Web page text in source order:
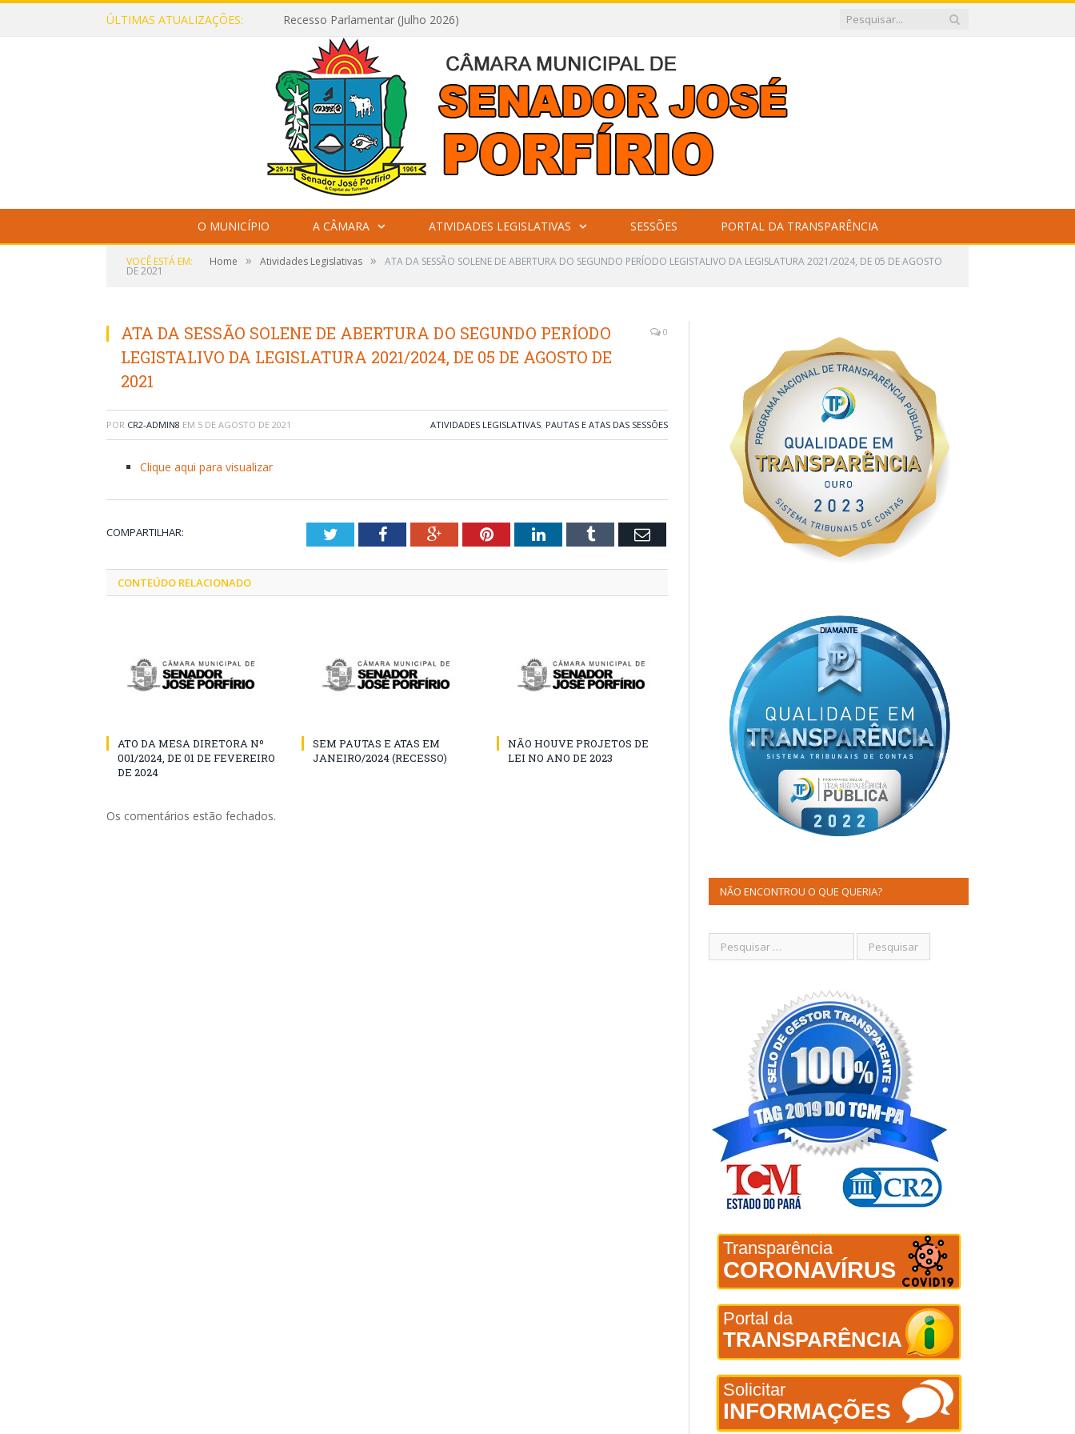
ÚLTIMAS ATUALIZAÇÕES: Recesso Parlamentar (Julho 2026)
O MUNICÍPIO A CÂMARA ATIVIDADES LEGISLATIVAS SESSÕES PORTAL DA TRANSPARÊNCIA
VOCÊ ESTÁ EM: Home » Atividades Legislativas » ATA DA SESSÃO SOLENE DE ABERTURA DO SEGUNDO PERÍODO LEGISTALIVO DA LEGISLATURA 2021/2024, DE 05 DE AGOSTO
DE 2021
ATA DA SESSÃO SOLENE DE ABERTURA DO SEGUNDO PERÍODO
LEGISTALIVO DA LEGISLATURA 2021/2024, DE 05 DE AGOSTO DE
2021
0
POR CR2-ADMIN8 EM 5 DE AGOSTO DE 2021 ATIVIDADES LEGISLATIVAS, PAUTAS E ATAS DAS SESSÕES
Clique aqui para visualizar
COMPARTILHAR: TwitterFacebookGoogle+PinterestLinkedInTumblr Email
CONTEÚDO RELACIONADO
ATO DA MESA DIRETORA Nº
001/2024, DE 01 DE FEVEREIRO
DE 2024
SEM PAUTAS E ATAS EM
JANEIRO/2024 (RECESSO)
NÃO HOUVE PROJETOS DE
LEI NO ANO DE 2023
Os comentários estão fechados.
NÃO ENCONTROU O QUE QUERIA?
Transparência
CORONAVÍRUS
Portal da
TRANSPARÊNCIA
Solicitar
INFORMAÇÕES